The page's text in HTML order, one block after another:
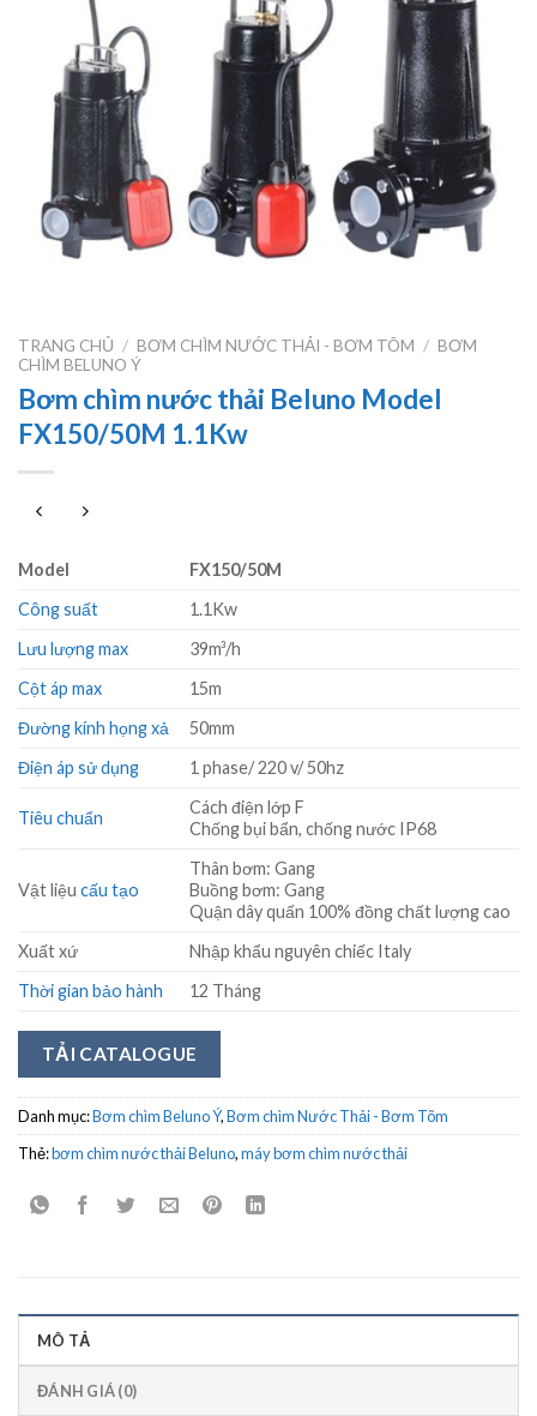
TRANG CHỦ / BƠM CHÌM NƯỚC THẢI - BƠM TÕM / BƠM
CHÌM BELUNO Ý
Bơm chìm nước thải Beluno Model
FX150/50M 1.1Kw
Model
FX150/50M
Công suất
1.1Kw
Lưu lượng max
39m³/h
Cột áp max
15m
Đường kính họng xả
50mm
Điện áp sử dụng
1 phase/ 220 v/ 50hz
Tiêu chuẩn
Cách điện lớp F
Chống bụi bẩn, chống nước IP68
Vật liệu cấu tạo
Thân bơm: Gang
Buồng bơm: Gang
Quận dây quấn 100% đồng chất lượng cao
Xuất xứ
Nhập khẩu nguyên chiếc Italy
Thời gian bảo hành
12 Tháng
TẢI CATALOGUE
Danh mục:Bơm chìm Beluno Ý,Bơm chìm Nước Thải - Bơm Tõm
Thẻ:bơm chìm nước thải Beluno,máy bơm chìm nước thải
MÔ TẢ
ĐÁNH GIÁ (0)